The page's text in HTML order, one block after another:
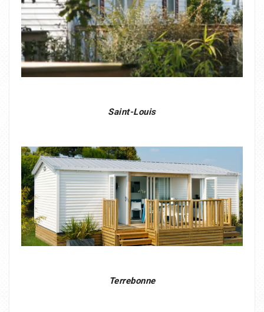
Saint-Louis
Terrebonne